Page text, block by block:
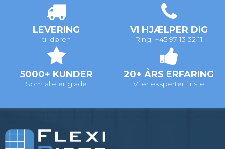
LEVERING
til døren
VI HJÆLPER DIG
Ring: +45 97 13 32 11
5000+ KUNDER
Som alle er glade
20+ ÅRS ERFARING
Vi er eksperter i riste